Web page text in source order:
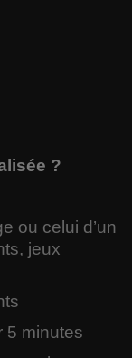
?
ou celui d’un
jeux
5 minutes